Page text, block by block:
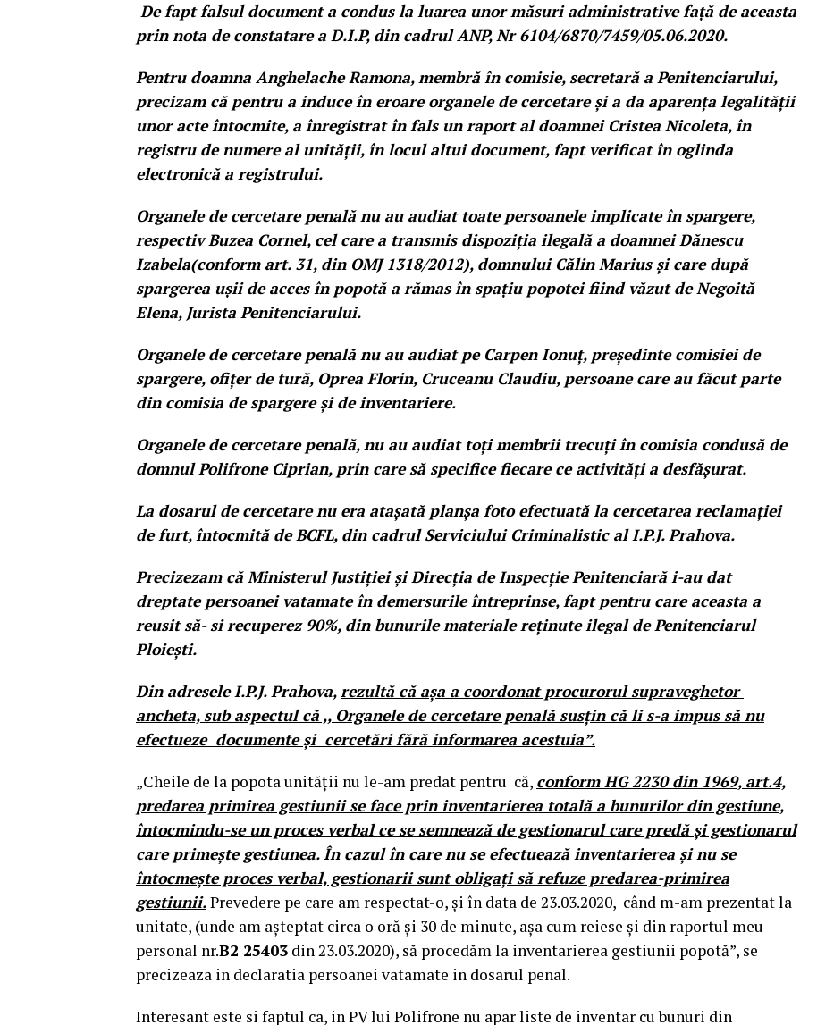
De fapt falsul document a condus la luarea unor măsuri administrative față de aceasta
prin nota de constatare a D.I.P, din cadrul ANP, Nr 6104/6870/7459/05.06.2020.
Pentru doamna Anghelache Ramona, membră în comisie, secretară a Penitenciarului,
precizam că pentru a induce în eroare organele de cercetare și a da aparența legalității
unor acte întocmite, a înregistrat în fals un raport al doamnei Cristea Nicoleta, în
registru de numere al unității, în locul altui document, fapt verificat în oglinda
electronică a registrului.
Organele de cercetare penală nu au audiat toate persoanele implicate în spargere,
respectiv Buzea Cornel, cel care a transmis dispoziția ilegală a doamnei Dănescu
Izabela(conform art. 31, din OMJ 1318/2012), domnului Călin Marius și care după
spargerea ușii de acces în popotă a rămas în spațiu popotei fiind văzut de Negoită
Elena, Jurista Penitenciarului.
Organele de cercetare penală nu au audiat pe Carpen Ionuț, președinte comisiei de
spargere, ofițer de tură, Oprea Florin, Cruceanu Claudiu, persoane care au făcut parte
din comisia de spargere și de inventariere.
Organele de cercetare penală, nu au audiat toți membrii trecuți în comisia condusă de
domnul Polifrone Ciprian, prin care să specifice fiecare ce activități a desfășurat.
La dosarul de cercetare nu era atașată planșa foto efectuată la cercetarea reclamației
de furt, întocmită de BCFL, din cadrul Serviciului Criminalistic al I.P.J. Prahova.
Precizezam că Ministerul Justiției și Direcția de Inspecție Penitenciară i-au dat
dreptate persoanei vatamate în demersurile întreprinse, fapt pentru care aceasta a
reusit să- si recuperez 90%, din bunurile materiale reținute ilegal de Penitenciarul
Ploiești.
Din adresele I.P.J. Prahova,rezultă că așa a coordonat procurorul supraveghetor
ancheta, sub aspectul că ,, Organele de cercetare penală susțin că li s-a impus să nu
efectueze documente și cercetări fără informarea acestuia”.
„Cheile de la popota unității nu le-am predat pentru că, conform HG 2230 din 1969, art.4,
predarea primirea gestiunii se face prin inventarierea totală a bunurilor din gestiune,
întocmindu-se un proces verbal ce se semnează de gestionarul care predă și gestionarul
care primește gestiunea. În cazul în care nu se efectuează inventarierea și nu se
întocmește proces verbal, gestionarii sunt obligați să refuze predarea-primirea
gestiunii.Prevedere pe care am respectat-o, și în data de 23.03.2020, când m-am prezentat la
unitate, (unde am așteptat circa o oră și 30 de minute, așa cum reiese și din raportul meu
personal nr.B2 25403 din 23.03.2020), să procedăm la inventarierea gestiunii popotă”, se
precizeaza in declaratia persoanei vatamate in dosarul penal.
Interesant este si faptul ca, in PV lui Polifrone nu apar liste de inventar cu bunuri din